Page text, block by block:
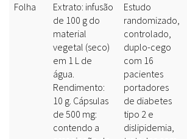
Folha
Extrato: infusão
de 100 g do
material
vegetal (seco)
em 1 L de
água.
Rendimento:
10 g. Cápsulas
de 500 mg:
contendo a
Estudo
randomizado,
controlado,
duplo-cego
com 16
pacientes
portadores
de diabetes
tipo 2 e
dislipidemia,